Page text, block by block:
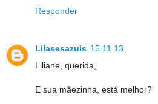
Responder
Lilasesazuis 15.11.13
Liliane, querida,
E sua mãezinha, está melhor?